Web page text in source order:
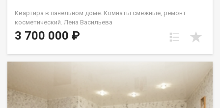
Квартира в панельном доме. Комнаты смежные, ремонт
косметический. Лена Васильева
3 700 000 ₽